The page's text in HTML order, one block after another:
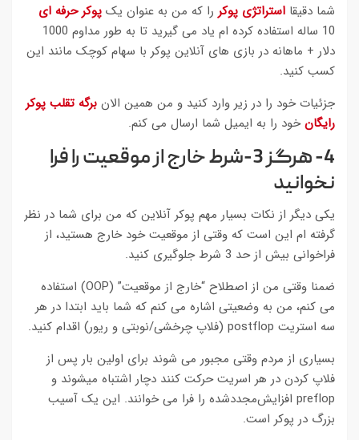
شما دقیقا استراتژی پوکر را که من به عنوان یک پوکر حرفه ای
10 ساله استفاده کرده ام یاد می گیرید تا به طور مداوم 1000
دلار + ماهانه در بازی های آنلاین پوکر با سهام کوچک مانند این
کسب کنید.
جزئیات خود را در زیر وارد کنید و من همین الان برگه تقلب پوکر
رایگانخود را به ایمیل شما ارسال می کنم.
4- هرگز 3-شرط خارج از موقعیت را فرا
نخوانید
یکی دیگر از نکات بسیار مهم پوکر آنلاین که من برای شما در نظر
گرفته ام این است که وقتی از موقعیت خود خارج هستید، از
فراخوانی بیش از حد 3 شرط جلوگیری کنید.
ضمنا وقتی من از اصطلاح “خارج از موقعیت” (OOP) استفاده
می كنم، من به وضعیتی اشاره می كنم كه شما باید ابتدا در هر
سه استریت postflop (فلاپ چرخشی/نوبتی و ریور) اقدام كنید.
بسیاری از مردم وقتی مجبور می شوند برای اولین بار پس از
فلاپ کردن در هر اسریت حرکت کنند دچار اشتباه میشوند و
preflop افزایش‌مجددشده را فرا می خوانند. این یک آسیب
بزرگ در پوکر است.